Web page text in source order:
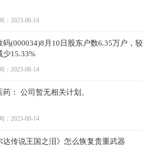
：2023-08-14
码(000034)8月10日股东户数6.35万户，较
少15.33%
：2023-08-14
药： 公司暂无相关计划。
：2023-08-14
达传说王国之泪》怎么恢复贵重武器